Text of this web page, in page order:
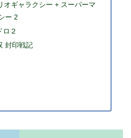
オギャラクシー + スーパーマ
ー 2
ロ２
封印戦記